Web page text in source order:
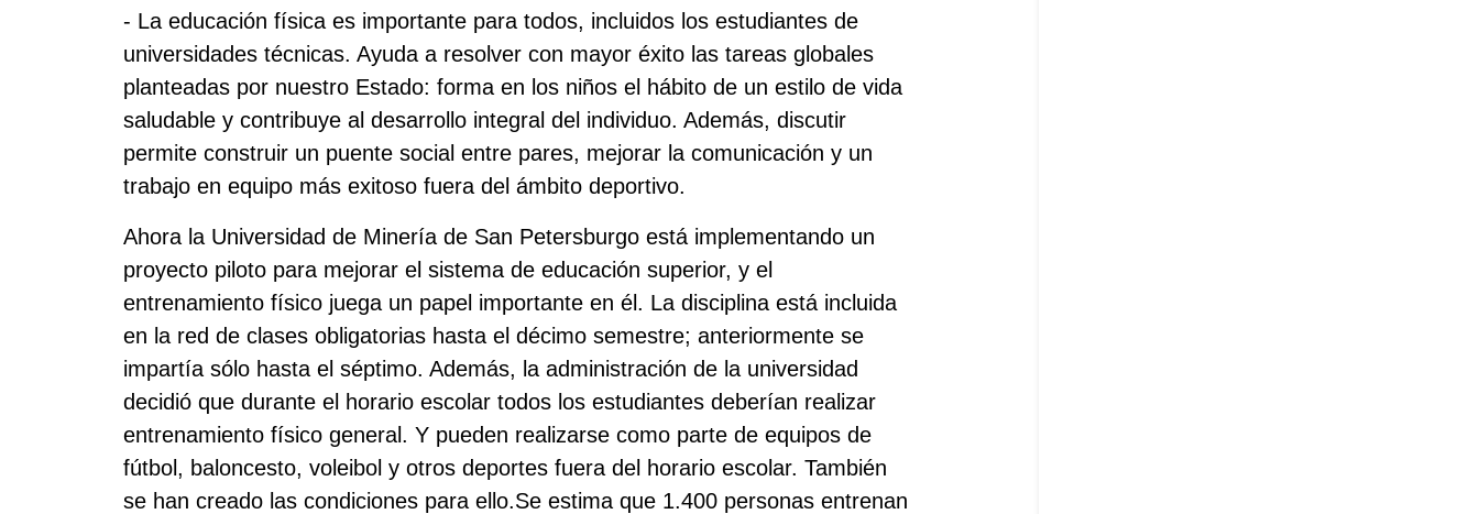
- La educación física es importante para todos, incluidos los estudiantes de
universidades técnicas. Ayuda a resolver con mayor éxito las tareas globales
planteadas por nuestro Estado: forma en los niños el hábito de un estilo de vida
saludable y contribuye al desarrollo integral del individuo. Además, discutir
permite construir un puente social entre pares, mejorar la comunicación y un
trabajo en equipo más exitoso fuera del ámbito deportivo.
Ahora la Universidad de Minería de San Petersburgo está implementando un
proyecto piloto para mejorar el sistema de educación superior, y el
entrenamiento físico juega un papel importante en él. La disciplina está incluida
en la red de clases obligatorias hasta el décimo semestre; anteriormente se
impartía sólo hasta el séptimo. Además, la administración de la universidad
decidió que durante el horario escolar todos los estudiantes deberían realizar
entrenamiento físico general. Y pueden realizarse como parte de equipos de
fútbol, ​​baloncesto, voleibol y otros deportes fuera del horario escolar. También
se han creado las condiciones para ello.Se estima que 1.400 personas entrenan